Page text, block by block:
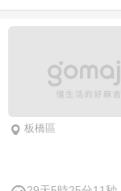
板橋區